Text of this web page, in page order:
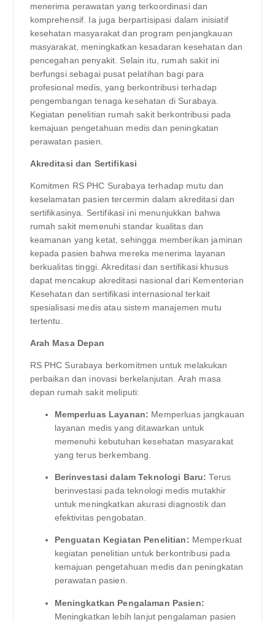
menerima perawatan yang terkoordinasi dan
komprehensif. Ia juga berpartisipasi dalam inisiatif
kesehatan masyarakat dan program penjangkauan
masyarakat, meningkatkan kesadaran kesehatan dan
pencegahan penyakit. Selain itu, rumah sakit ini
berfungsi sebagai pusat pelatihan bagi para
profesional medis, yang berkontribusi terhadap
pengembangan tenaga kesehatan di Surabaya.
Kegiatan penelitian rumah sakit berkontribusi pada
kemajuan pengetahuan medis dan peningkatan
perawatan pasien.
Akreditasi dan Sertifikasi
Komitmen RS PHC Surabaya terhadap mutu dan
keselamatan pasien tercermin dalam akreditasi dan
sertifikasinya. Sertifikasi ini menunjukkan bahwa
rumah sakit memenuhi standar kualitas dan
keamanan yang ketat, sehingga memberikan jaminan
kepada pasien bahwa mereka menerima layanan
berkualitas tinggi. Akreditasi dan sertifikasi khusus
dapat mencakup akreditasi nasional dari Kementerian
Kesehatan dan sertifikasi internasional terkait
spesialisasi medis atau sistem manajemen mutu
tertentu.
Arah Masa Depan
RS PHC Surabaya berkomitmen untuk melakukan
perbaikan dan inovasi berkelanjutan. Arah masa
depan rumah sakit meliputi:
Memperluas Layanan: Memperluas jangkauan
layanan medis yang ditawarkan untuk
memenuhi kebutuhan kesehatan masyarakat
yang terus berkembang.
Berinvestasi dalam Teknologi Baru: Terus
berinvestasi pada teknologi medis mutakhir
untuk meningkatkan akurasi diagnostik dan
efektivitas pengobatan.
Penguatan Kegiatan Penelitian: Memperkuat
kegiatan penelitian untuk berkontribusi pada
kemajuan pengetahuan medis dan peningkatan
perawatan pasien.
Meningkatkan Pengalaman Pasien:
Meningkatkan lebih lanjut pengalaman pasien